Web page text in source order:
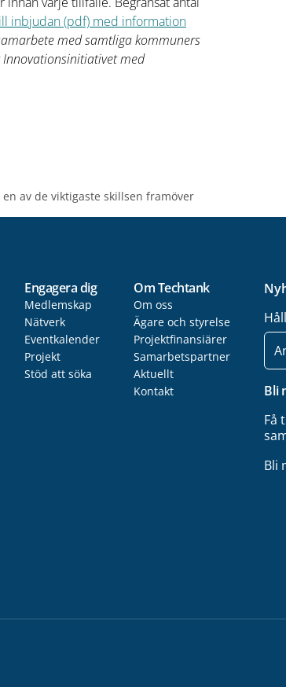
inbjudan (pdf) med information
med samtliga kommuners
med
av de viktigaste skillsen framöver
Engagera dig
Medlemskap
Nätverk
Eventkalender
Projekt
Stöd att söka
Om Techtank
Om oss
Ägare och styrelse
Projektfinansiärer
Samarbetspartner
Aktuellt
Kontakt
E-
post
Bli
Få
Bli